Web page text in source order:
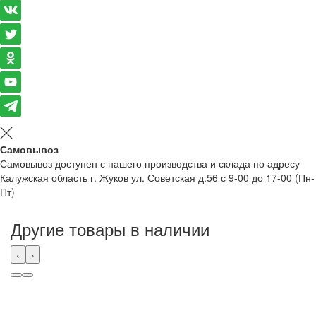
Самовывоз
Самовывоз доступен с нашего производства и склада по адресу
Калужская область г. Жуков ул. Советская д.56 с 9-00 до 17-00 (Пн-
Пт)
Другие товары в наличии
‹ ›